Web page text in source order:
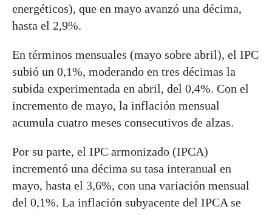
energéticos), que en mayo avanzó una décima,
hasta el 2,9%.
En términos mensuales (mayo sobre abril), el IPC
subió un 0,1%, moderando en tres décimas la
subida experimentada en abril, del 0,4%. Con el
incremento de mayo, la inflación mensual
acumula cuatro meses consecutivos de alzas.
Por su parte, el IPC armonizado (IPCA)
incrementó una décima su tasa interanual en
mayo, hasta el 3,6%, con una variación mensual
del 0,1%. La inflación subyacente del IPCA se